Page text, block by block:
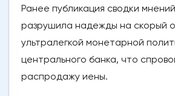
Ранее публикация сводки
разрушила надежды на скорый
ультралегкой монетарной
центрального банка, что
распродажу иены.